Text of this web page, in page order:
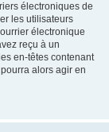
électroniques de
les utilisateurs
électronique
reçu à un
en-têtes contenant
alors agir en